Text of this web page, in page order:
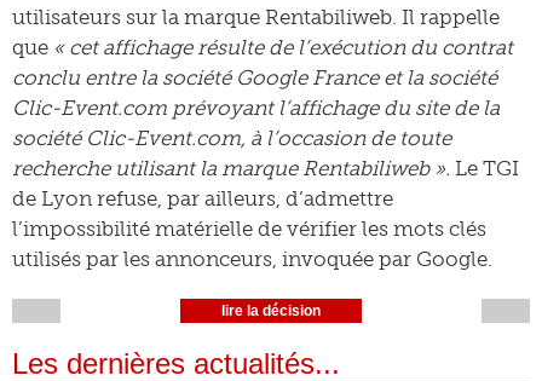
utilisateurs sur la marque Rentabiliweb. Il rappelle
que « cet affichage résulte de l’exécution du contrat
conclu entre la société Google France et la société
Clic-Event.com prévoyant l’affichage du site de la
société Clic-Event.com, à l’occasion de toute
recherche utilisant la marque Rentabiliweb ». Le TGI
de Lyon refuse, par ailleurs, d’admettre
l’impossibilité matérielle de vérifier les mots clés
utilisés par les annonceurs, invoquée par Google.
lire la décision
Les dernières actualités...